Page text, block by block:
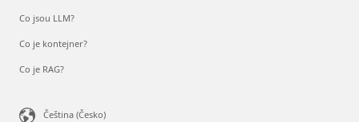
Co jsou LLM?
Co je kontejner?
Co je RAG?
Čeština (Česko)